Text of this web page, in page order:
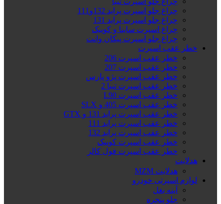
چراغ جلو اسپرت پراید 132و111
چراغ جلو اسپرت پراید 131
چراغ اسپرت ساینا و کوییک
چراغ جلو اسپرت پیکان وانت
خطر عقب اسپرت
خطر عقب اسپرت 206
خطر عقب اسپرت 207
خطر عقب اسپرت پژو پارس
خطر عقب اسپرت تیبا 2
خطر عقب اسپرت L90
خطر عقب اسپرت 405 و SLX
خطر عقب اسپرت پراید 131 و GTX
خطر عقب اسپرت پراید 111
خطر عقب اسپرت پراید 132
خطر عقب اسپرت کوییک
خطر عقب اسپرت فول کالر
هدلایت
هدلایت MZM
لوازم اسپرتی خودرو
آینه بغل
جلو پنجره